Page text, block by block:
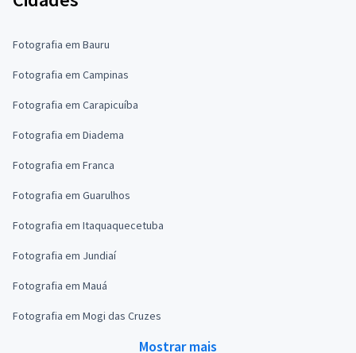
Fotografia em Bauru
Fotografia em Campinas
Fotografia em Carapicuíba
Fotografia em Diadema
Fotografia em Franca
Fotografia em Guarulhos
Fotografia em Itaquaquecetuba
Fotografia em Jundiaí
Fotografia em Mauá
Fotografia em Mogi das Cruzes
Mostrar mais